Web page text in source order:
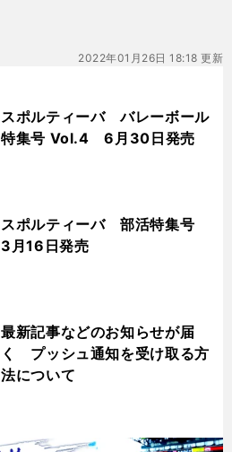
2022年01月26日 18:18 更新
スポルティーバ バレーボール
特集号 Vol.4 6月30日発売
スポルティーバ 部活特集号
3月16日発売
最新記事などのお知らせが届
く プッシュ通知を受け取る方
法について